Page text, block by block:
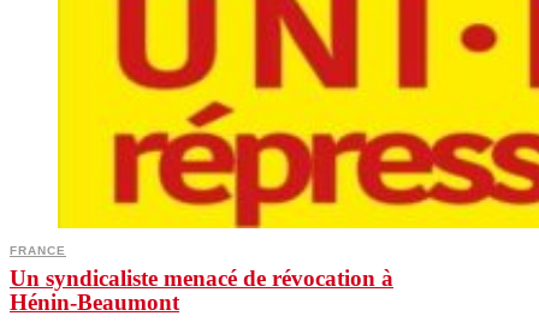
FRANCE
Un syndicaliste menacé de révocation à
Hénin-Beaumont